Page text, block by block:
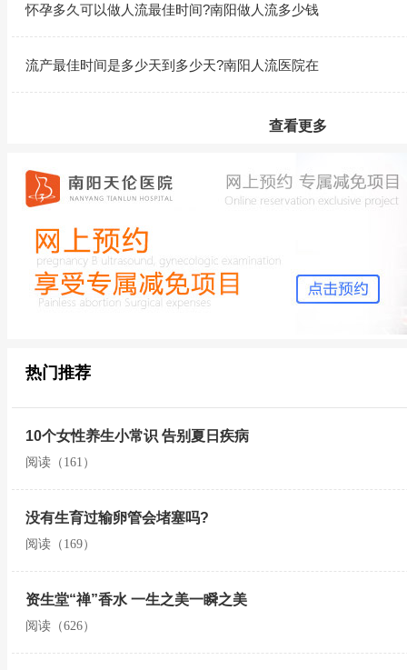
怀孕多久可以做人流最佳时间?南阳做人流多少钱
流产最佳时间是多少天到多少天?南阳人流医院在
查看更多
热门推荐
10个女性养生小常识 告别夏日疾病
阅读（161）
没有生育过输卵管会堵塞吗?
阅读（169）
资生堂“禅”香水 一生之美一瞬之美
阅读（626）